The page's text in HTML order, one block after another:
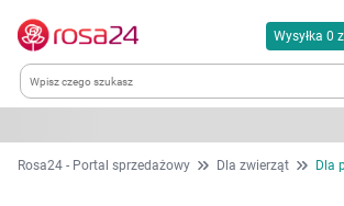
Wysyłka 0
Kategorie
Rosa24 - Portal sprzedażowy Dla zwierząt Dla